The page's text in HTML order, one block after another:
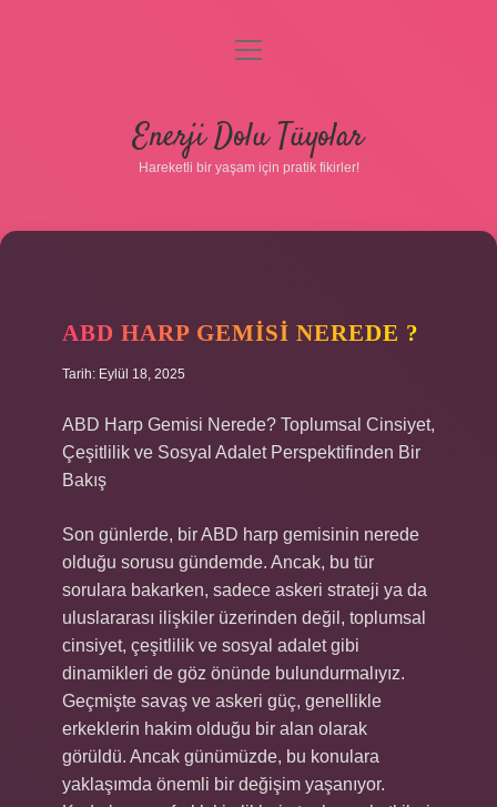
Gizlilik Politikası
Hakkımızda
menüyü
Enerji Dolu Tüyolar
Hareketli bir yaşam için pratik fikirler!
ABD HARP GEMISI NEREDE ?
Tarih: Eylül 18, 2025
ABD Harp Gemisi Nerede? Toplumsal Cinsiyet,
Çeşitlilik ve Sosyal Adalet Perspektifinden Bir
Bakış
Son günlerde, bir ABD harp gemisinin nerede
olduğu sorusu gündemde. Ancak, bu tür
sorulara bakarken, sadece askeri strateji ya da
uluslararası ilişkiler üzerinden değil, toplumsal
cinsiyet, çeşitlilik ve sosyal adalet gibi
dinamikleri de göz önünde bulundurmalıyız.
Geçmişte savaş ve askeri güç, genellikle
erkeklerin hakim olduğu bir alan olarak
görüldü. Ancak günümüzde, bu konulara
yaklaşımda önemli bir değişim yaşanıyor.